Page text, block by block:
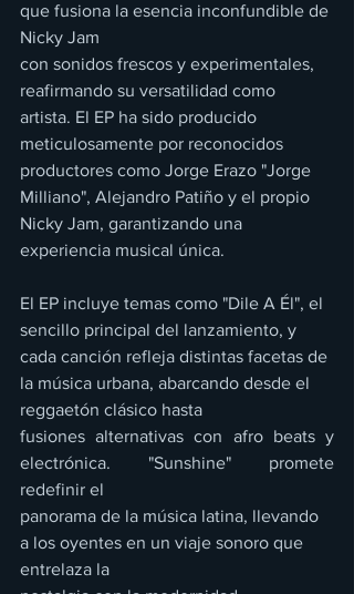
que fusiona la esencia inconfundible de
Nicky Jam
con sonidos frescos y experimentales,
reafirmando su versatilidad como
artista. El EP ha sido producido
meticulosamente por reconocidos
productores como Jorge Erazo "Jorge
Milliano", Alejandro Patiño y el propio
Nicky Jam, garantizando una
experiencia musical única.
El EP incluye temas como "Dile A Él", el
sencillo principal del lanzamiento, y
cada canción refleja distintas facetas de
la música urbana, abarcando desde el
reggaetón clásico hasta
fusiones alternativas con afro beats y
electrónica. "Sunshine" promete
redefinir el
panorama de la música latina, llevando
a los oyentes en un viaje sonoro que
entrelaza la